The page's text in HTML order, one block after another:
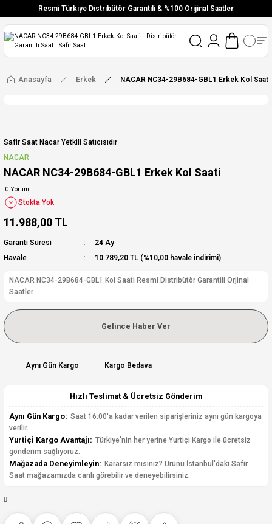
Resmi Türkiye Distribütör Garantili & %100 Orijinal Saatler
Vade Farksız 6 Taksit
Ücretsiz Kargo
Anasayfa Erkek NACAR NC34-29B684-GBL1 Erkek Kol Saati
Safir Saat Nacar Yetkili Satıcısıdır
NACAR
NACAR NC34-29B684-GBL1 Erkek Kol Saati
0 Yorum
Stokta Yok
11.988,00 TL
Garanti Süresi
24 Ay
Havale
10.789,20 TL (%10,00 havale indirimi)
NACAR NC34-29B684-GBL1 Kol Saati Resmi Distribütör Garantili Orjinal
Saatler
Gelince Haber Ver
Aynı Gün Kargo Kargo Bedava
Hızlı Teslimat & Ücretsiz Gönderim
Aynı Gün Kargo: Saat 16:00'a kadar verilen siparişleriniz aynı gün kargoya
verilir.
Yurtiçi Kargo Avantajı: Türkiye'nin her yerine Yurtiçi Kargo ile ücretsiz
gönderim sağlıyoruz.
Mağazada Deneyimleyin: Kararsız mısınız? Ürünü İstanbul'daki Safir
Saat mağazamızda canlı görebilir ve deneyebilirsiniz.